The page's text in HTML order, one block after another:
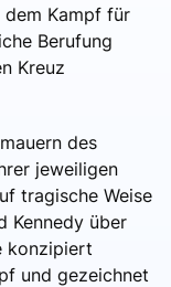
dem Kampf für
Berufung
Kreuz
des
jeweiligen
tragische Weise
Kennedy über
konzipiert
und gezeichnet